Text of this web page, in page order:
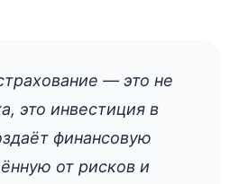
— это не
это инвестиция в
финансовую
от рисков и